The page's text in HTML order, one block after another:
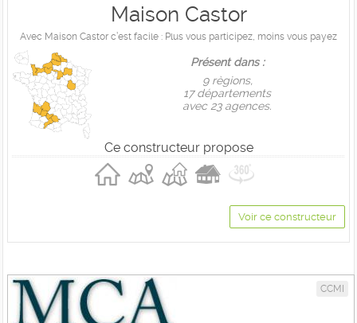
Maison Castor
Avec Maison Castor c’est facile : Plus vous participez, moins vous payez
Présent dans :
9 règions,
17 départements
avec 23 agences.
Ce constructeur propose
Voir ce constructeur
CCMI